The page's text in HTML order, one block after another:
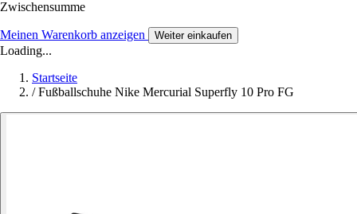
Zwischensumme
Meinen Warenkorb anzeigen Weiter einkaufen
Loading...
Startseite
/ Fußballschuhe Nike Mercurial Superfly 10 Pro FG